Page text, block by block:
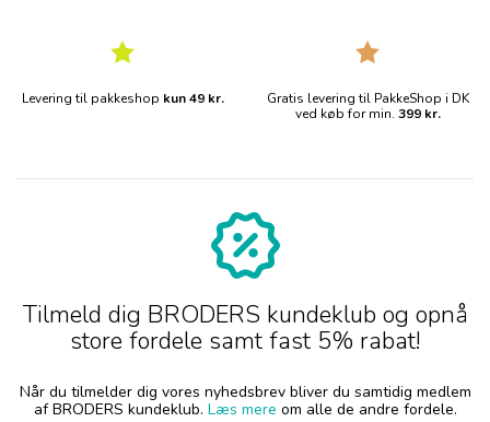
Levering til pakkeshop kun 49 kr.
Gratis levering til PakkeShop i DK
ved køb for min. 399 kr.
Tilmeld dig BRODERS kundeklub og opnå
store fordele samt fast 5% rabat!
Når du tilmelder dig vores nyhedsbrev bliver du samtidig medlem
af BRODERS kundeklub. Læs mere om alle de andre fordele.